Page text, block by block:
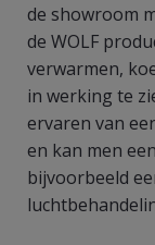
de showroom
de WOLF
verwarmen,
in werking te
ervaren van
en kan men
bijvoorbeeld